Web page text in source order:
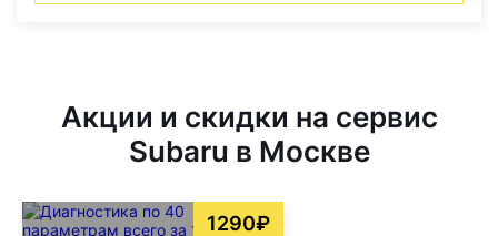
Акции и скидки на сервис
Subaru в Москве
1290₽